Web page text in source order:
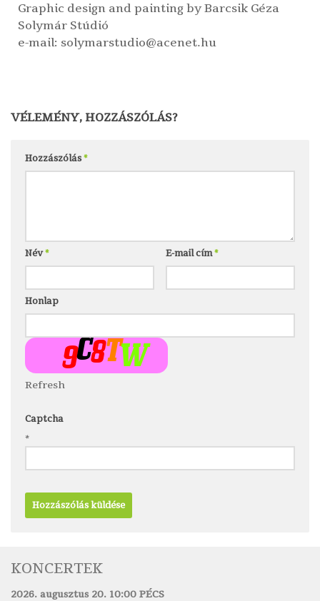
Graphic design and painting byBarcsik Géza
Solymár Stúdió
e-mail: solymarstudio@acenet.hu
VÉLEMÉNY, HOZZÁSZÓLÁS?
Hozzászólás*
Név* E-mail cím*
Honlap
Refresh
Captcha
*
KONCERTEK
2026. augusztus 20. 10:00 PÉCS